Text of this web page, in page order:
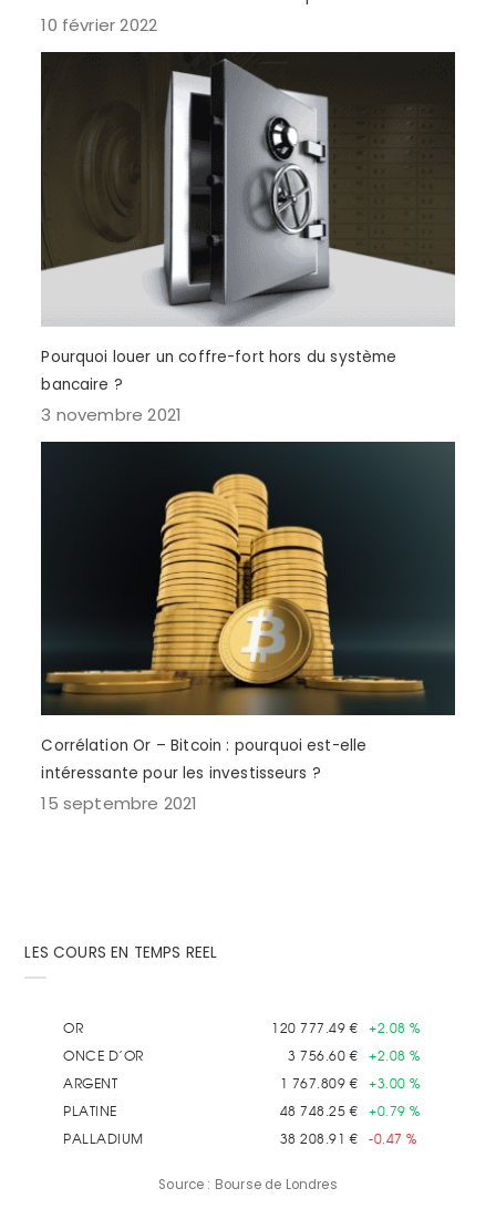
10 février 2022
Pourquoi louer un coffre-fort hors du système
bancaire ?
3 novembre 2021
Corrélation Or – Bitcoin : pourquoi est-elle
intéressante pour les investisseurs ?
15 septembre 2021
LES COURS EN TEMPS REEL
Source : Bourse de Londres